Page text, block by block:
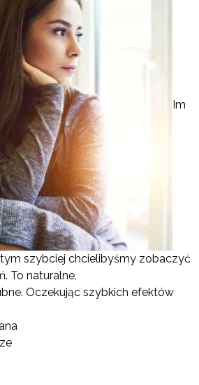
Im
szybciej chcielibyśmy zobaczyć
To naturalne,
Oczekując szybkich efektów